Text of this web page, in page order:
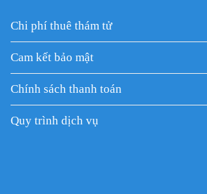
Chi phí thuê thám tử
Cam kết bảo mật
Chính sách thanh toán
Quy trình dịch vụ